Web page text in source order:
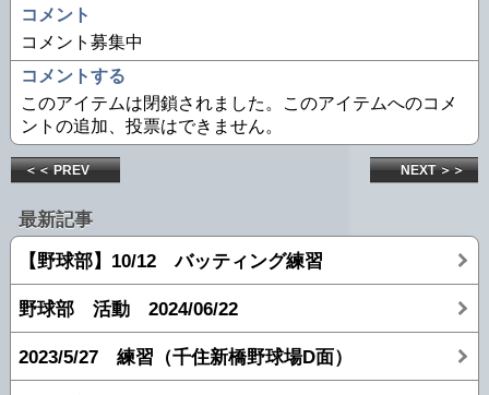
コメント
コメント募集中
コメントする
このアイテムは閉鎖されました。このアイテムへのコメ
ントの追加、投票はできません。
＜＜ PREV NEXT ＞＞
最新記事
【野球部】10/12 バッティング練習
野球部 活動 2024/06/22
2023/5/27 練習（千住新橋野球場D面）